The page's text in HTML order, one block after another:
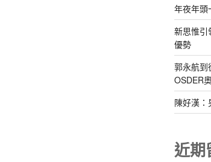
年夜年頭
新思惟引
優勢
郭永航到
OSDER
陳好漢
近期